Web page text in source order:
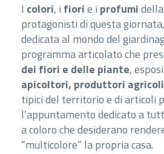
I colori, i fiorie i profumi
protagonisti di questa
dedicata al mondo del
programma articolato che
dei fiori e delle piante,
apicoltori, produttori agricoli
tipici del territorio e di articoli
l’appuntamento dedicato a
a coloro che desiderano
“multicolore” la propria casa.